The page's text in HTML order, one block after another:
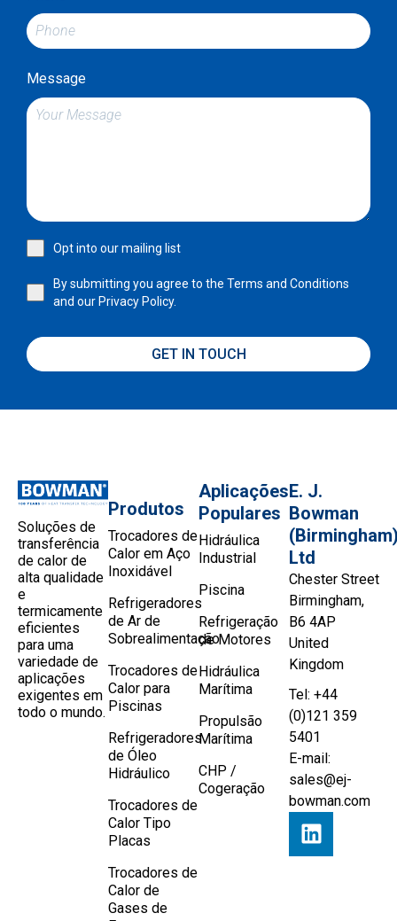
Message
Opt into our mailing list
By submitting you agree to the Terms and Conditions
and ourPrivacy Policy.
GET IN TOUCH
Soluções de
transferência
de calor de
alta qualidade
e
termicamente
eficientes
para uma
variedade de
aplicações
exigentes em
todo o mundo.
Produtos
Trocadores de
Calor em Aço
Inoxidável
Refrigeradores
de Ar de
Sobrealimentação
Trocadores de
Calor para
Piscinas
Refrigeradores
de Óleo
Hidráulico
Trocadores de
Calor Tipo
Placas
Trocadores de
Calor de
Gases de
Aplicações
Populares
Hidráulica
Industrial
Piscina
Refrigeração
de Motores
Hidráulica
Marítima
Propulsão
Marítima
CHP /
Cogeração
E. J.
Bowman
Ltd
Chester Street
Birmingham,
B6 4AP
United
Kingdom
Tel: +44
(0)121 359
5401
E-mail:
sales@ej-
bowman.com